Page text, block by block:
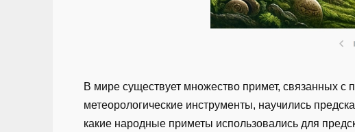
В мире существует множество примет, связанных
метеорологические инструменты, научились
какие народные приметы использовались для